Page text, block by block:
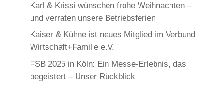
Karl & Krissi wünschen frohe Weihnachten –
und verraten unsere Betriebsferien
Kaiser & Kühne ist neues Mitglied im Verbund
Wirtschaft+Familie e.V.
FSB 2025 in Köln: Ein Messe-Erlebnis, das
begeistert – Unser Rückblick